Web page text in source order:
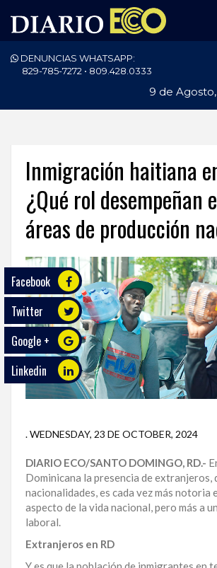
DENUNCIAS WHATSAPP:
829-785-7272 • 809.428.0333
9 de
PORTADA
ECONOMÍA
DEPORTES
SALUD
TECNOLOGÍA
ECO
PLAY
TRABAJOS
DISTRITO
NACIONAL
SANTO
DOMINGO
Inmigración haitiana
¿Qué rol desempeñan
áreas de producción
Facebook
Twitter
Google +
Linkedin
.WEDNESDAY, 23 DE OCTOBER, 2024
DIARIO ECO/SANTO DOMINGO, RD.-
Dominicana la presencia de extranjeros,
nacionalidades, es cada vez más notoria
aspecto de la vida nacional, pero más a
laboral.
Extranjeros en RD